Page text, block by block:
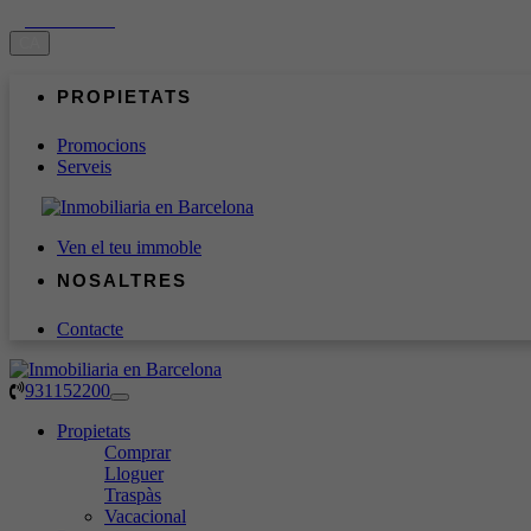
PROPIETATS
Promocions
Serveis
Ven el teu immoble
NOSALTRES
Contacte
931152200
Toggle
navigation
Propietats
Comprar
Lloguer
Traspàs
Vacacional